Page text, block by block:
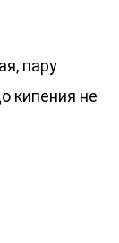
пару
кипения не